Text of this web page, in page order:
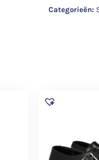
Categorieën: